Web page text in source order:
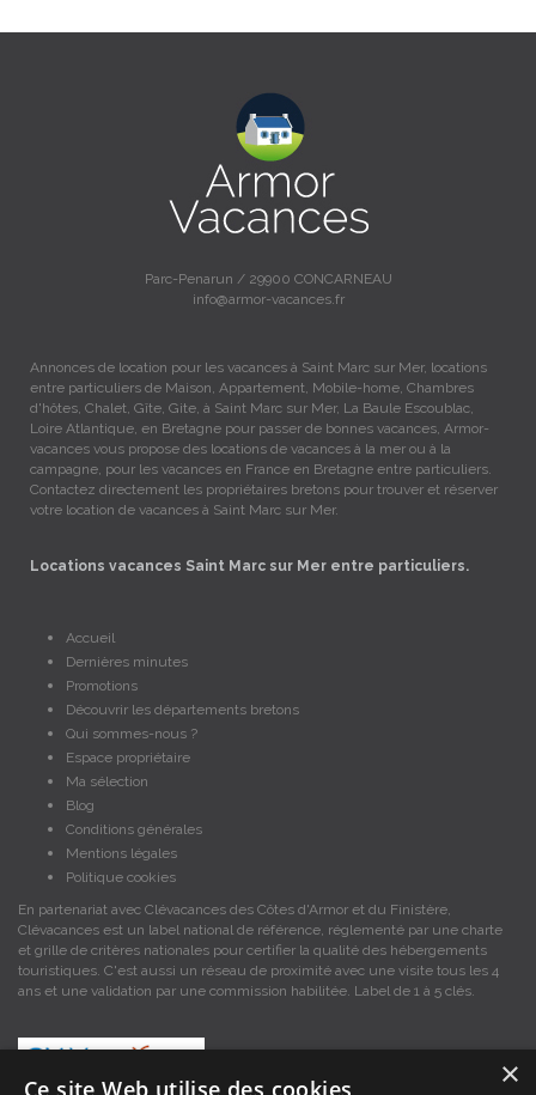
Parc-Penarun / 29900 CONCARNEAU
info@armor-vacances.fr
Annonces de location pour les vacances à Saint Marc sur Mer, locations
entre particuliers de Maison, Appartement, Mobile-home, Chambres
d'hôtes, Chalet, Gîte, Gite, à Saint Marc sur Mer, La Baule Escoublac,
Loire Atlantique, en Bretagne pour passer de bonnes vacances, Armor-
vacances vous propose des locations de vacances à la mer ou à la
campagne, pour les vacances en France en Bretagne entre particuliers.
Contactez directement les propriétaires bretons pour trouver et réserver
votre location de vacances à Saint Marc sur Mer.
Locations vacances Saint Marc sur Mer entre particuliers.
Accueil
Dernières minutes
Promotions
Découvrir les départements bretons
Qui sommes-nous ?
Espace propriétaire
Ma sélection
Blog
Conditions générales
Mentions légales
Politique cookies
En partenariat avec Clévacances des Côtes d'Armor et du Finistère,
Clévacances est un label national de référence, réglementé par une charte
et grille de critères nationales pour certifier la qualité des hébergements
touristiques. C'est aussi un réseau de proximité avec une visite tous les 4
ans et une validation par une commission habilitée. Label de 1 à 5 clés.
×
Ce site Web utilise des cookies